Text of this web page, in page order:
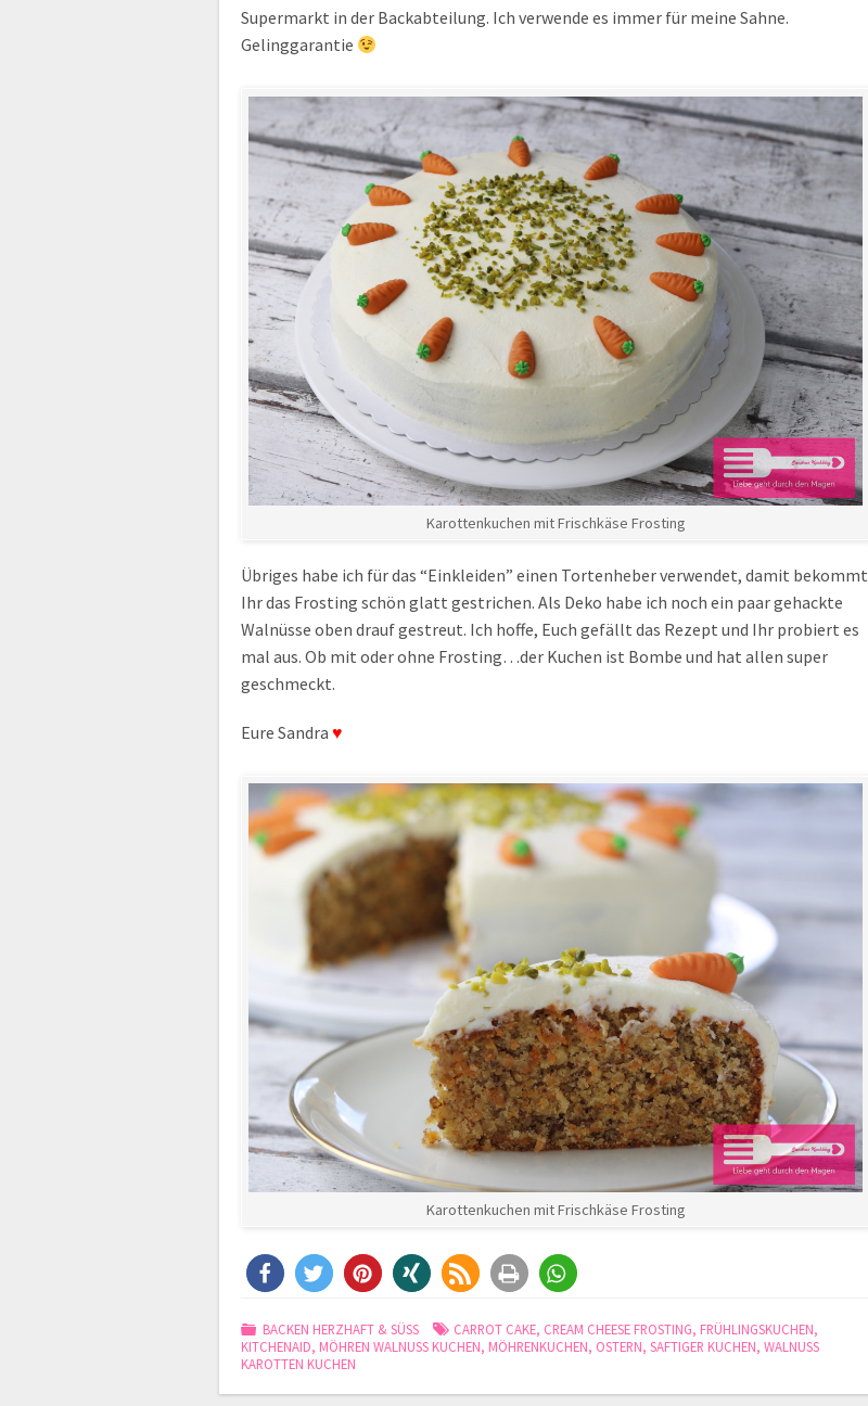
Supermarkt in der Backabteilung. Ich verwende es immer für meine Sahne.
Gelinggarantie
Karottenkuchen mit Frischkäse Frosting
Übriges habe ich für das “Einkleiden” einen Tortenheber verwendet, damit bekommt
Ihr das Frosting schön glatt gestrichen. Als Deko habe ich noch ein paar gehackte
Walnüsse oben drauf gestreut. Ich hoffe, Euch gefällt das Rezept und Ihr probiert es
mal aus. Ob mit oder ohne Frosting…der Kuchen ist Bombe und hat allen super
geschmeckt.
Eure Sandra ♥
Karottenkuchen mit Frischkäse Frosting
BACKEN HERZHAFT & SÜSS CARROT CAKE, CREAM CHEESE FROSTING, FRÜHLINGSKUCHEN,
KITCHENAID, MÖHREN WALNUSS KUCHEN, MÖHRENKUCHEN, OSTERN, SAFTIGER KUCHEN, WALNUSS
KAROTTEN KUCHEN